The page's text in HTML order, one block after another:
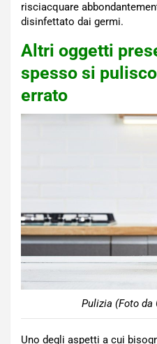
risciacquare
disinfettato dai germi.
Altri oggetti
spesso si
errato
Pulizia (Foto da
Uno degli aspetti a cui